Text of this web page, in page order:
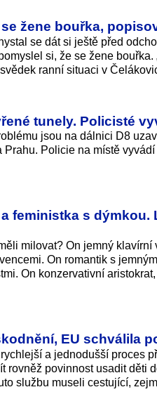
žene bouřka,
se dát si ještě před
si, že se žene
ranní situaci v
tunely. Policisté
jsou na dálnici D8
Prahu. Policie na místě
feministka s
milovat? On jemný
On romantik s
On konzervativní
EU schválila
a jednodušší proces
rovněž povinnost usadit děti
službu museli cestující,